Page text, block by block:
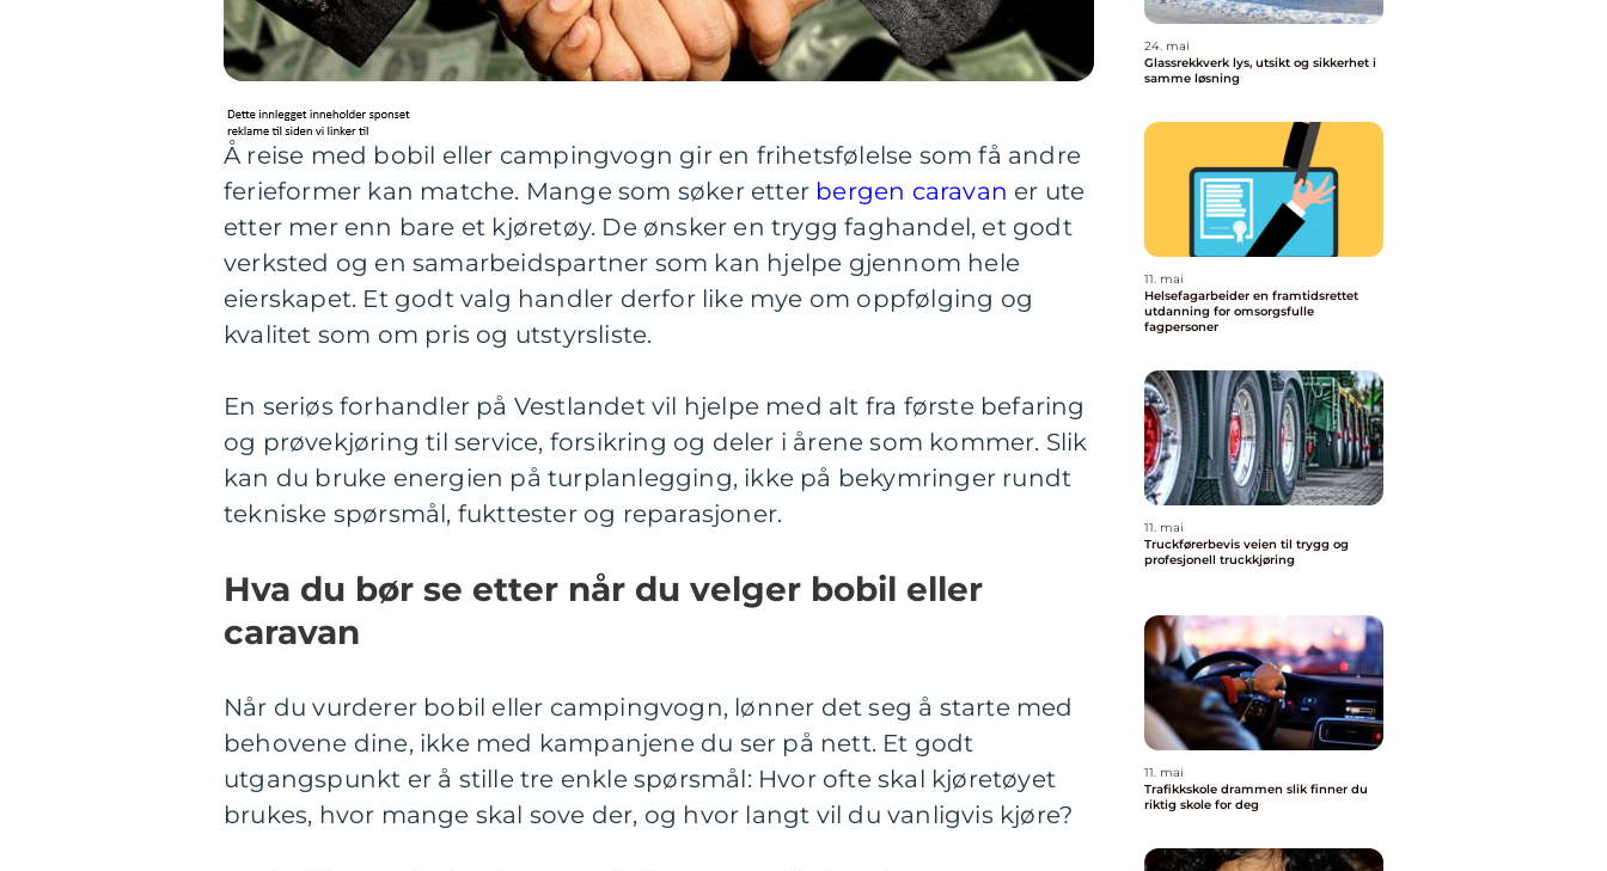
Å reise med bobil eller campingvogn gir en frihetsfølelse som få andre
ferieformer kan matche. Mange som søker etter bergen caravan er ute
etter mer enn bare et kjøretøy. De ønsker en trygg faghandel, et godt
verksted og en samarbeidspartner som kan hjelpe gjennom hele
eierskapet. Et godt valg handler derfor like mye om oppfølging og
kvalitet som om pris og utstyrsliste.
En seriøs forhandler på Vestlandet vil hjelpe med alt fra første befaring
og prøvekjøring til service, forsikring og deler i årene som kommer. Slik
kan du bruke energien på turplanlegging, ikke på bekymringer rundt
tekniske spørsmål, fukttester og reparasjoner.
Hva du bør se etter når du velger bobil eller
caravan
Når du vurderer bobil eller campingvogn, lønner det seg å starte med
behovene dine, ikke med kampanjene du ser på nett. Et godt
utgangspunkt er å stille tre enkle spørsmål: Hvor ofte skal kjøretøyet
brukes, hvor mange skal sove der, og hvor langt vil du vanligvis kjøre?
24. mai
Glassrekkverk lys, utsikt og sikkerhet i
samme løsning
11. mai
Helsefagarbeider en framtidsrettet
utdanning for omsorgsfulle
fagpersoner
11. mai
Truckførerbevis veien til trygg og
profesjonell truckkjøring
11. mai
Trafikkskole drammen slik finner du
riktig skole for deg